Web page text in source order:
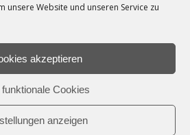
unsere Website und unseren Service zu
akzeptieren
funktionale Cookies
anzeigen